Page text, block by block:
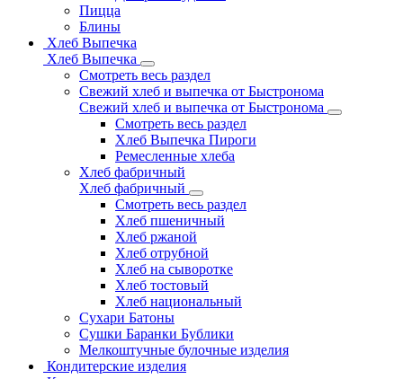
Пицца
Блины
Хлеб Выпечка
Хлеб Выпечка
Смотреть весь раздел
Свежий хлеб и выпечка от Быстронома
Свежий хлеб и выпечка от Быстронома
Смотреть весь раздел
Хлеб Выпечка Пироги
Ремесленные хлеба
Хлеб фабричный
Хлеб фабричный
Смотреть весь раздел
Хлеб пшеничный
Хлеб ржаной
Хлеб отрубной
Хлеб на сыворотке
Хлеб тостовый
Хлеб национальный
Сухари Батоны
Сушки Баранки Бублики
Мелкоштучные булочные изделия
Кондитерские изделия